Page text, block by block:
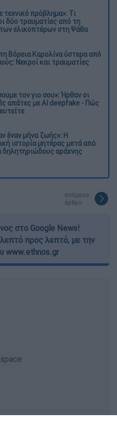
τεχνικό πρόβλημα»: Τι
δύο τραυματίες από τη
ελικοπτέρων στη Ψάθα
Βόρεια Καρολίνα ύστερα από
Νεκροί και τραυματίες
τον γιο σου»: Ήρθαν οι
απάτες με AI deepfake - Πώς
έναν μήνα ζωής»: Η
ιστορία μητέρας μετά από
δηλητηριώδους αράχνης
επόμενο
άρθρο
στο Google News!
λεπτό προς λεπτό, με την
www.ethnos.gr